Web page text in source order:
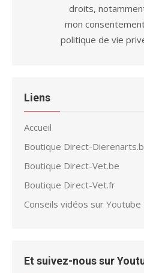
droits,
mon
politique de vie
Liens
Accueil
Boutique Direct-
Boutique Direct-Vet.be
Boutique Direct-Vet.fr
Conseils vidéos sur Youtube
Et suivez-nous sur